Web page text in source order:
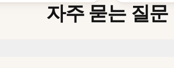
자주 묻는 질문